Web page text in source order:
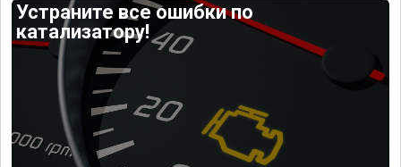
Устраните все ошибки по
катализатору!